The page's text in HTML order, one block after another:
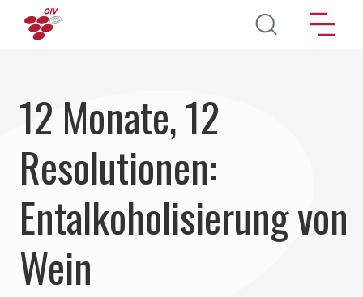
Direkt zum Inhalt
12 Monate, 12
Resolutionen:
Entalkoholisierung von
Wein